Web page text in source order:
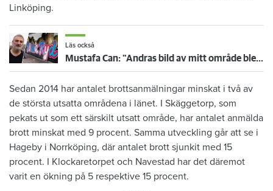
Linköping.
Läs också
Mustafa Can: "Andras bild av mitt område blev till slut också min egen"
Sedan 2014 har antalet brottsanmälningar minskat i två av
de största utsatta områdena i länet. I Skäggetorp, som
pekats ut som ett särskilt utsatt område, har antalet anmälda
brott minskat med 9 procent. Samma utveckling går att se i
Hageby i Norrköping, där antalet brott sjunkit med 15
procent. I Klockaretorpet och Navestad har det däremot
varit en ökning på 5 respektive 15 procent.